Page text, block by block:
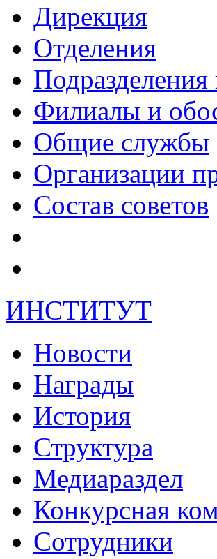
Дирекция
Отделения
Филиалы и
Общие службы
Организации
Состав советов
ИНСТИТУТ
Новости
Награды
История
Структура
Медиараздел
Конкурсная
Сотрудники